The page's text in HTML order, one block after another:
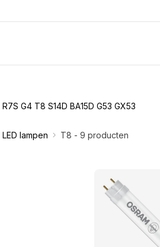
R7S G4 T8 S14D BA15D G53 GX53
LED lampen T8 - 9 producten